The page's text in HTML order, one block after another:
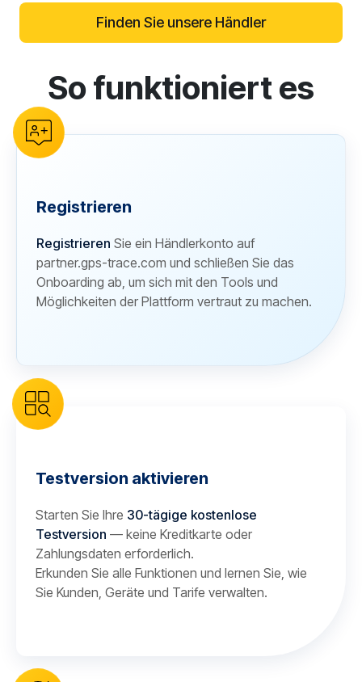
Finden Sie unsere Händler
reCAPTCHA verification
So funktioniert es
Registrieren
Registrieren Sie ein Händlerkonto auf
partner.gps-trace.com und schließen Sie das
Onboarding ab, um sich mit den Tools und
Möglichkeiten der Plattform vertraut zu machen.
Testversion aktivieren
Starten Sie Ihre 30-tägige kostenlose
Testversion — keine Kreditkarte oder
Zahlungsdaten erforderlich.
Erkunden Sie alle Funktionen und lernen Sie, wie
Sie Kunden, Geräte und Tarife verwalten.